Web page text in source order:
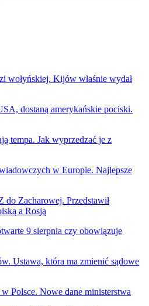
wołyńskiej. Kijów właśnie wydał
dostaną amerykańskie pociski.
tempa. Jak wyprzedzać je z
w Europie. Najlepsze
do Zacharowej. Przedstawił
a Rosją
9 sierpnia czy obowiązuje
Ustawa, która ma zmienić sądowe
Polsce. Nowe dane ministerstwa